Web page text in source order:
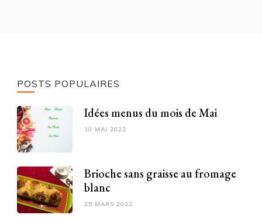
POSTS POPULAIRES
Idées menus du mois de Mai
10 MAI 2022
Brioche sans graisse au fromage
blanc
25 MARS 2022